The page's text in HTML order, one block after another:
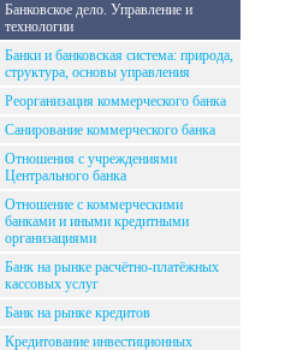
Банковское дело. Управление и
технологии
Банки и банковская система: природа,
структура, основы управления
Реорганизация коммерческого банка
Санирование коммерческого банка
Отношения с учреждениями
Центрального банка
Отношение с коммерческими
банками и иными кредитными
организациями
Банк на рынке расчётно-платёжных
кассовых услуг
Банк на рынке кредитов
Кредитование инвестиционных